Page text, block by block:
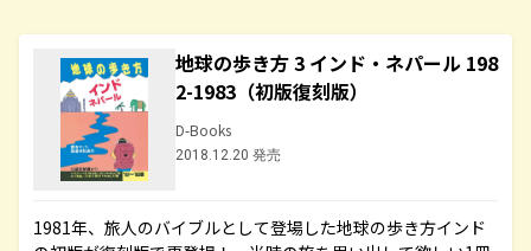
地球の歩き方 3 インド・ネパール 198
2-1983（初版復刻版）
D-Books
2018.12.20 発売
1981年、旅人のバイブルとして登場した地球の歩き方インド